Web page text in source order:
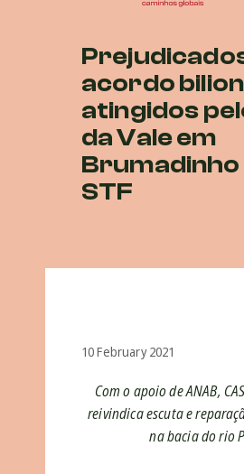
acordo
atingidos
da Vale em
STF
10 February 2021
Com o apoio de ANAB,
reivindica escuta e
na bacia do rio